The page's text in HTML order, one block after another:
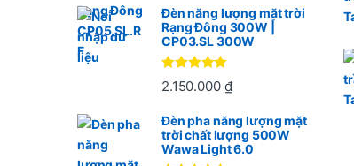
Đèn năng lượng mặt trời
Rạng Đông 300W |
CP03.SL 300W
Được xếp
hạng55
2.150.000 ₫
Đèn pha năng lượng mặt
trời chất lượng 500W
Wawa Light 6.0